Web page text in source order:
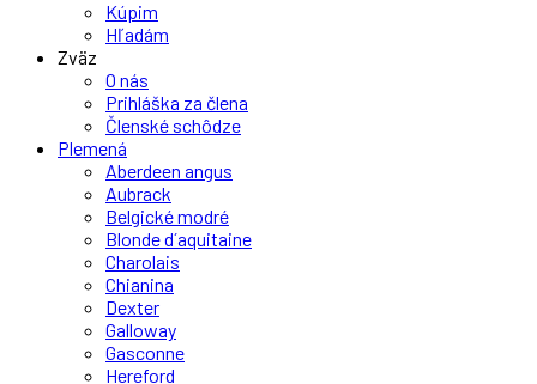
Kúpim
Hľadám
Zväz
O nás
Prihláška za člena
Členské schôdze
Plemená
Aberdeen angus
Aubrack
Belgické modré
Blonde d´aquitaine
Charolais
Chianina
Dexter
Galloway
Gasconne
Hereford